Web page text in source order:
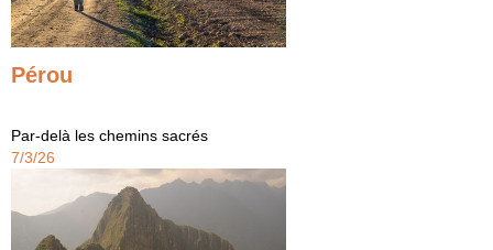
Pérou
Par-delà les chemins sacrés
7/3/26